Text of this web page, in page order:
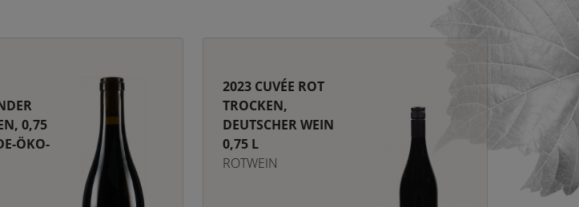
0,75
ÖKO-
2023 CUVÉE ROT
TROCKEN,
DEUTSCHER WEIN
0,75 L
ROTWEIN